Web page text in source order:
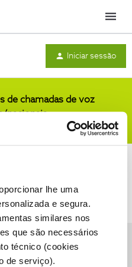
lhe uma
e segura.
similares nos
que são necessários
técnico (cookies
de serviço).
Menu
Iniciar sessão
de chamadas de voz
nacionais
Accessibility statement